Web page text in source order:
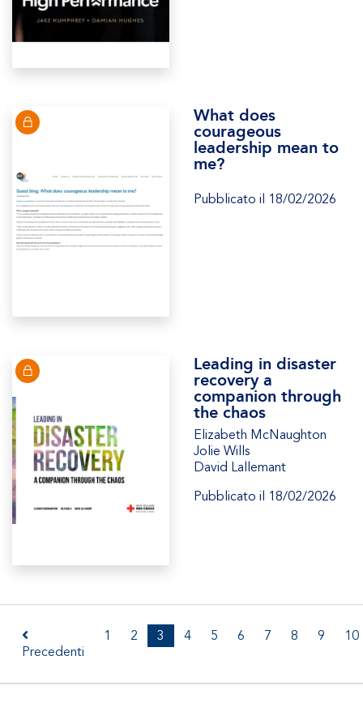
What does
courageous
leadership mean to
me?
Pubblicato il 18/02/2026
Leading in disaster
recovery a
companion through
the chaos
Elizabeth McNaughton
Jolie Wills
David Lallemant
Pubblicato il 18/02/2026
Precedenti
1 2 3 4 5 6 7 8 9 10